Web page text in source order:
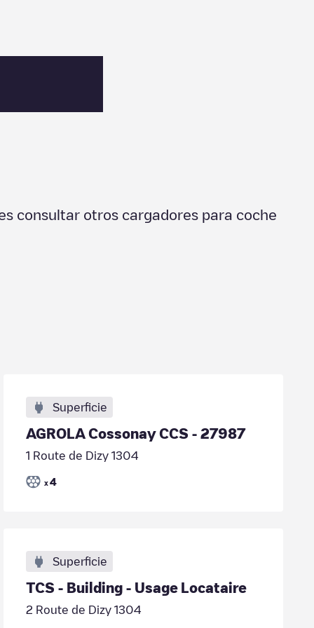
consultar otros cargadores para coche
Superficie
AGROLA Cossonay CCS - 27987
1 Route de Dizy 1304
x 4
Superficie
TCS - Building - Usage Locataire
2 Route de Dizy 1304